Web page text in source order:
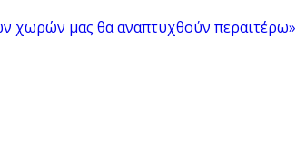
χωρών μας θα αναπτυχθούν περαιτέρω»